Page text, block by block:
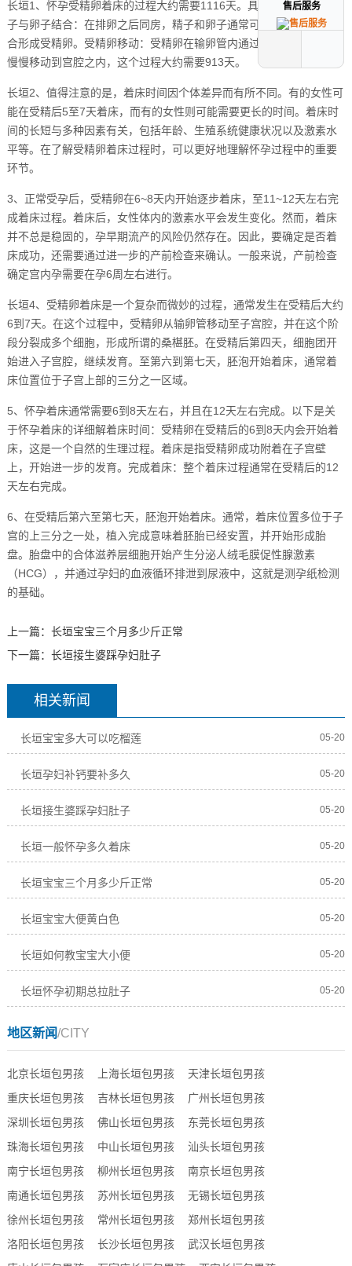
长垣1、怀孕受精卵着床的过程大约需要1116天。具体过程如下：精
子与卵子结合：在排卵之后同房，精子和卵子通常可以在同房当天结
合形成受精卵。受精卵移动：受精卵在输卵管内通过输卵管的蠕动，
慢慢移动到宫腔之内，这个过程大约需要913天。
长垣2、值得注意的是，着床时间因个体差异而有所不同。有的女性可
能在受精后5至7天着床，而有的女性则可能需要更长的时间。着床时
间的长短与多种因素有关，包括年龄、生殖系统健康状况以及激素水
平等。在了解受精卵着床过程时，可以更好地理解怀孕过程中的重要
环节。
3、正常受孕后，受精卵在6~8天内开始逐步着床，至11~12天左右完
成着床过程。着床后，女性体内的激素水平会发生变化。然而，着床
并不总是稳固的，孕早期流产的风险仍然存在。因此，要确定是否着
床成功，还需要通过进一步的产前检查来确认。一般来说，产前检查
确定宫内孕需要在孕6周左右进行。
长垣4、受精卵着床是一个复杂而微妙的过程，通常发生在受精后大约
6到7天。在这个过程中，受精卵从输卵管移动至子宫腔，并在这个阶
段分裂成多个细胞，形成所谓的桑椹胚。在受精后第四天，细胞团开
始进入子宫腔，继续发育。至第六到第七天，胚泡开始着床，通常着
床位置位于子宫上部的三分之一区域。
5、怀孕着床通常需要6到8天左右，并且在12天左右完成。以下是关
于怀孕着床的详细解着床时间：受精卵在受精后的6到8天内会开始着
床，这是一个自然的生理过程。着床是指受精卵成功附着在子宫壁
上，开始进一步的发育。完成着床：整个着床过程通常在受精后的12
天左右完成。
6、在受精后第六至第七天，胚泡开始着床。通常，着床位置多位于子
宫的上三分之一处，植入完成意味着胚胎已经安置，并开始形成胎
盘。胎盘中的合体滋养层细胞开始产生分泌人绒毛膜促性腺激素
（HCG），并通过孕妇的血液循环排泄到尿液中，这就是测孕纸检测
的基础。
上一篇： 长垣宝宝三个月多少斤正常
下一篇： 长垣接生婆踩孕妇肚子
相关新闻
长垣宝宝多大可以吃榴莲 05-20
长垣孕妇补钙要补多久 05-20
长垣接生婆踩孕妇肚子 05-20
长垣一般怀孕多久着床 05-20
长垣宝宝三个月多少斤正常 05-20
长垣宝宝大便黄白色 05-20
长垣如何教宝宝大小便 05-20
长垣怀孕初期总拉肚子 05-20
地区新闻/CITY
北京长垣包男孩 上海长垣包男孩
天津长垣包男孩
重庆长垣包男孩
吉林长垣包男孩
广州长垣包男孩
深圳长垣包男孩
佛山长垣包男孩
东莞长垣包男孩
珠海长垣包男孩
中山长垣包男孩
汕头长垣包男孩
南宁长垣包男孩
柳州长垣包男孩
南京长垣包男孩
南通长垣包男孩
苏州长垣包男孩
无锡长垣包男孩
徐州长垣包男孩
常州长垣包男孩
郑州长垣包男孩
洛阳长垣包男孩
长沙长垣包男孩
武汉长垣包男孩
售后服务
售后服务